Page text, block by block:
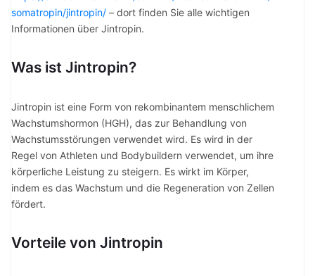
somatropin/jintropin/ – dort finden Sie alle wichtigen
Informationen über Jintropin.
Was ist Jintropin?
Jintropin ist eine Form von rekombinantem menschlichem
Wachstumshormon (HGH), das zur Behandlung von
Wachstumsstörungen verwendet wird. Es wird in der
Regel von Athleten und Bodybuildern verwendet, um ihre
körperliche Leistung zu steigern. Es wirkt im Körper,
indem es das Wachstum und die Regeneration von Zellen
fördert.
Vorteile von Jintropin